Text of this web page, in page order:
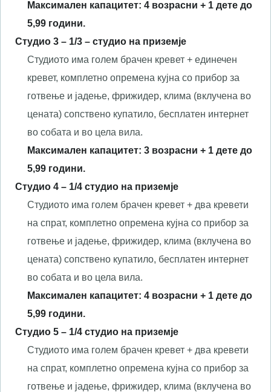
Максимален капацитет: 4 возрасни + 1 дете до
5,99 години.
Студио 3 – 1/3 – студио на приземје
Студиото има голем брачен кревет + единечен
кревет, комплетно опремена кујна со прибор за
готвење и јадење, фрижидер, клима (вклучена во
цената) сопствено купатило, бесплатен интернет
во собата и во цела вила.
Максимален капацитет: 3 возрасни + 1 дете до
5,99 години.
Студио 4 – 1/4 студио на приземје
Студиото има голем брачен кревет + два кревети
на спрат, комплетно опремена кујна со прибор за
готвење и јадење, фрижидер, клима (вклучена во
цената) сопствено купатило, бесплатен интернет
во собата и во цела вила.
Максимален капацитет: 4 возрасни + 1 дете до
5,99 години.
Студио 5 – 1/4 студио на приземје
Студиото има голем брачен кревет + два кревети
на спрат, комплетно опремена кујна со прибор за
готвење и јадење, фрижидер, клима (вклучена во